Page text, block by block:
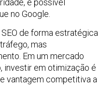
é possível
no Google.
de forma estratégica
mas
Em um mercado
investir em otimização é
vantagem competitiva a